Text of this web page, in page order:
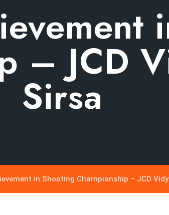
– JCD
Sirsa
in Shooting Championship – JCD